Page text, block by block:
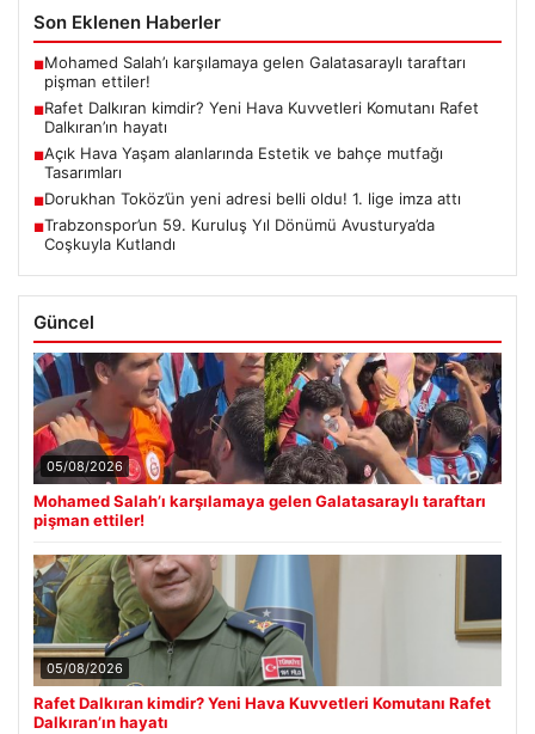
Son Eklenen Haberler
■Mohamed Salah’ı karşılamaya gelen Galatasaraylı taraftarı
pişman ettiler!
■Rafet Dalkıran kimdir? Yeni Hava Kuvvetleri Komutanı Rafet
Dalkıran’ın hayatı
■Açık Hava Yaşam alanlarında Estetik ve bahçe mutfağı
Tasarımları
■Dorukhan Toköz’ün yeni adresi belli oldu! 1. lige imza attı
■Trabzonspor’un 59. Kuruluş Yıl Dönümü Avusturya’da
Coşkuyla Kutlandı
Güncel
05/08/2026
Mohamed Salah’ı karşılamaya gelen Galatasaraylı taraftarı
pişman ettiler!
05/08/2026
Rafet Dalkıran kimdir? Yeni Hava Kuvvetleri Komutanı Rafet
Dalkıran’ın hayatı